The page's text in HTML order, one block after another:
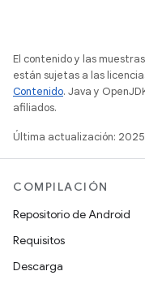
El contenido y las
están sujetas a las
Contenido. Java y
afiliados.
Última actualización:
COMPILACIÓN
Repositorio de Android
Requisitos
Descarga